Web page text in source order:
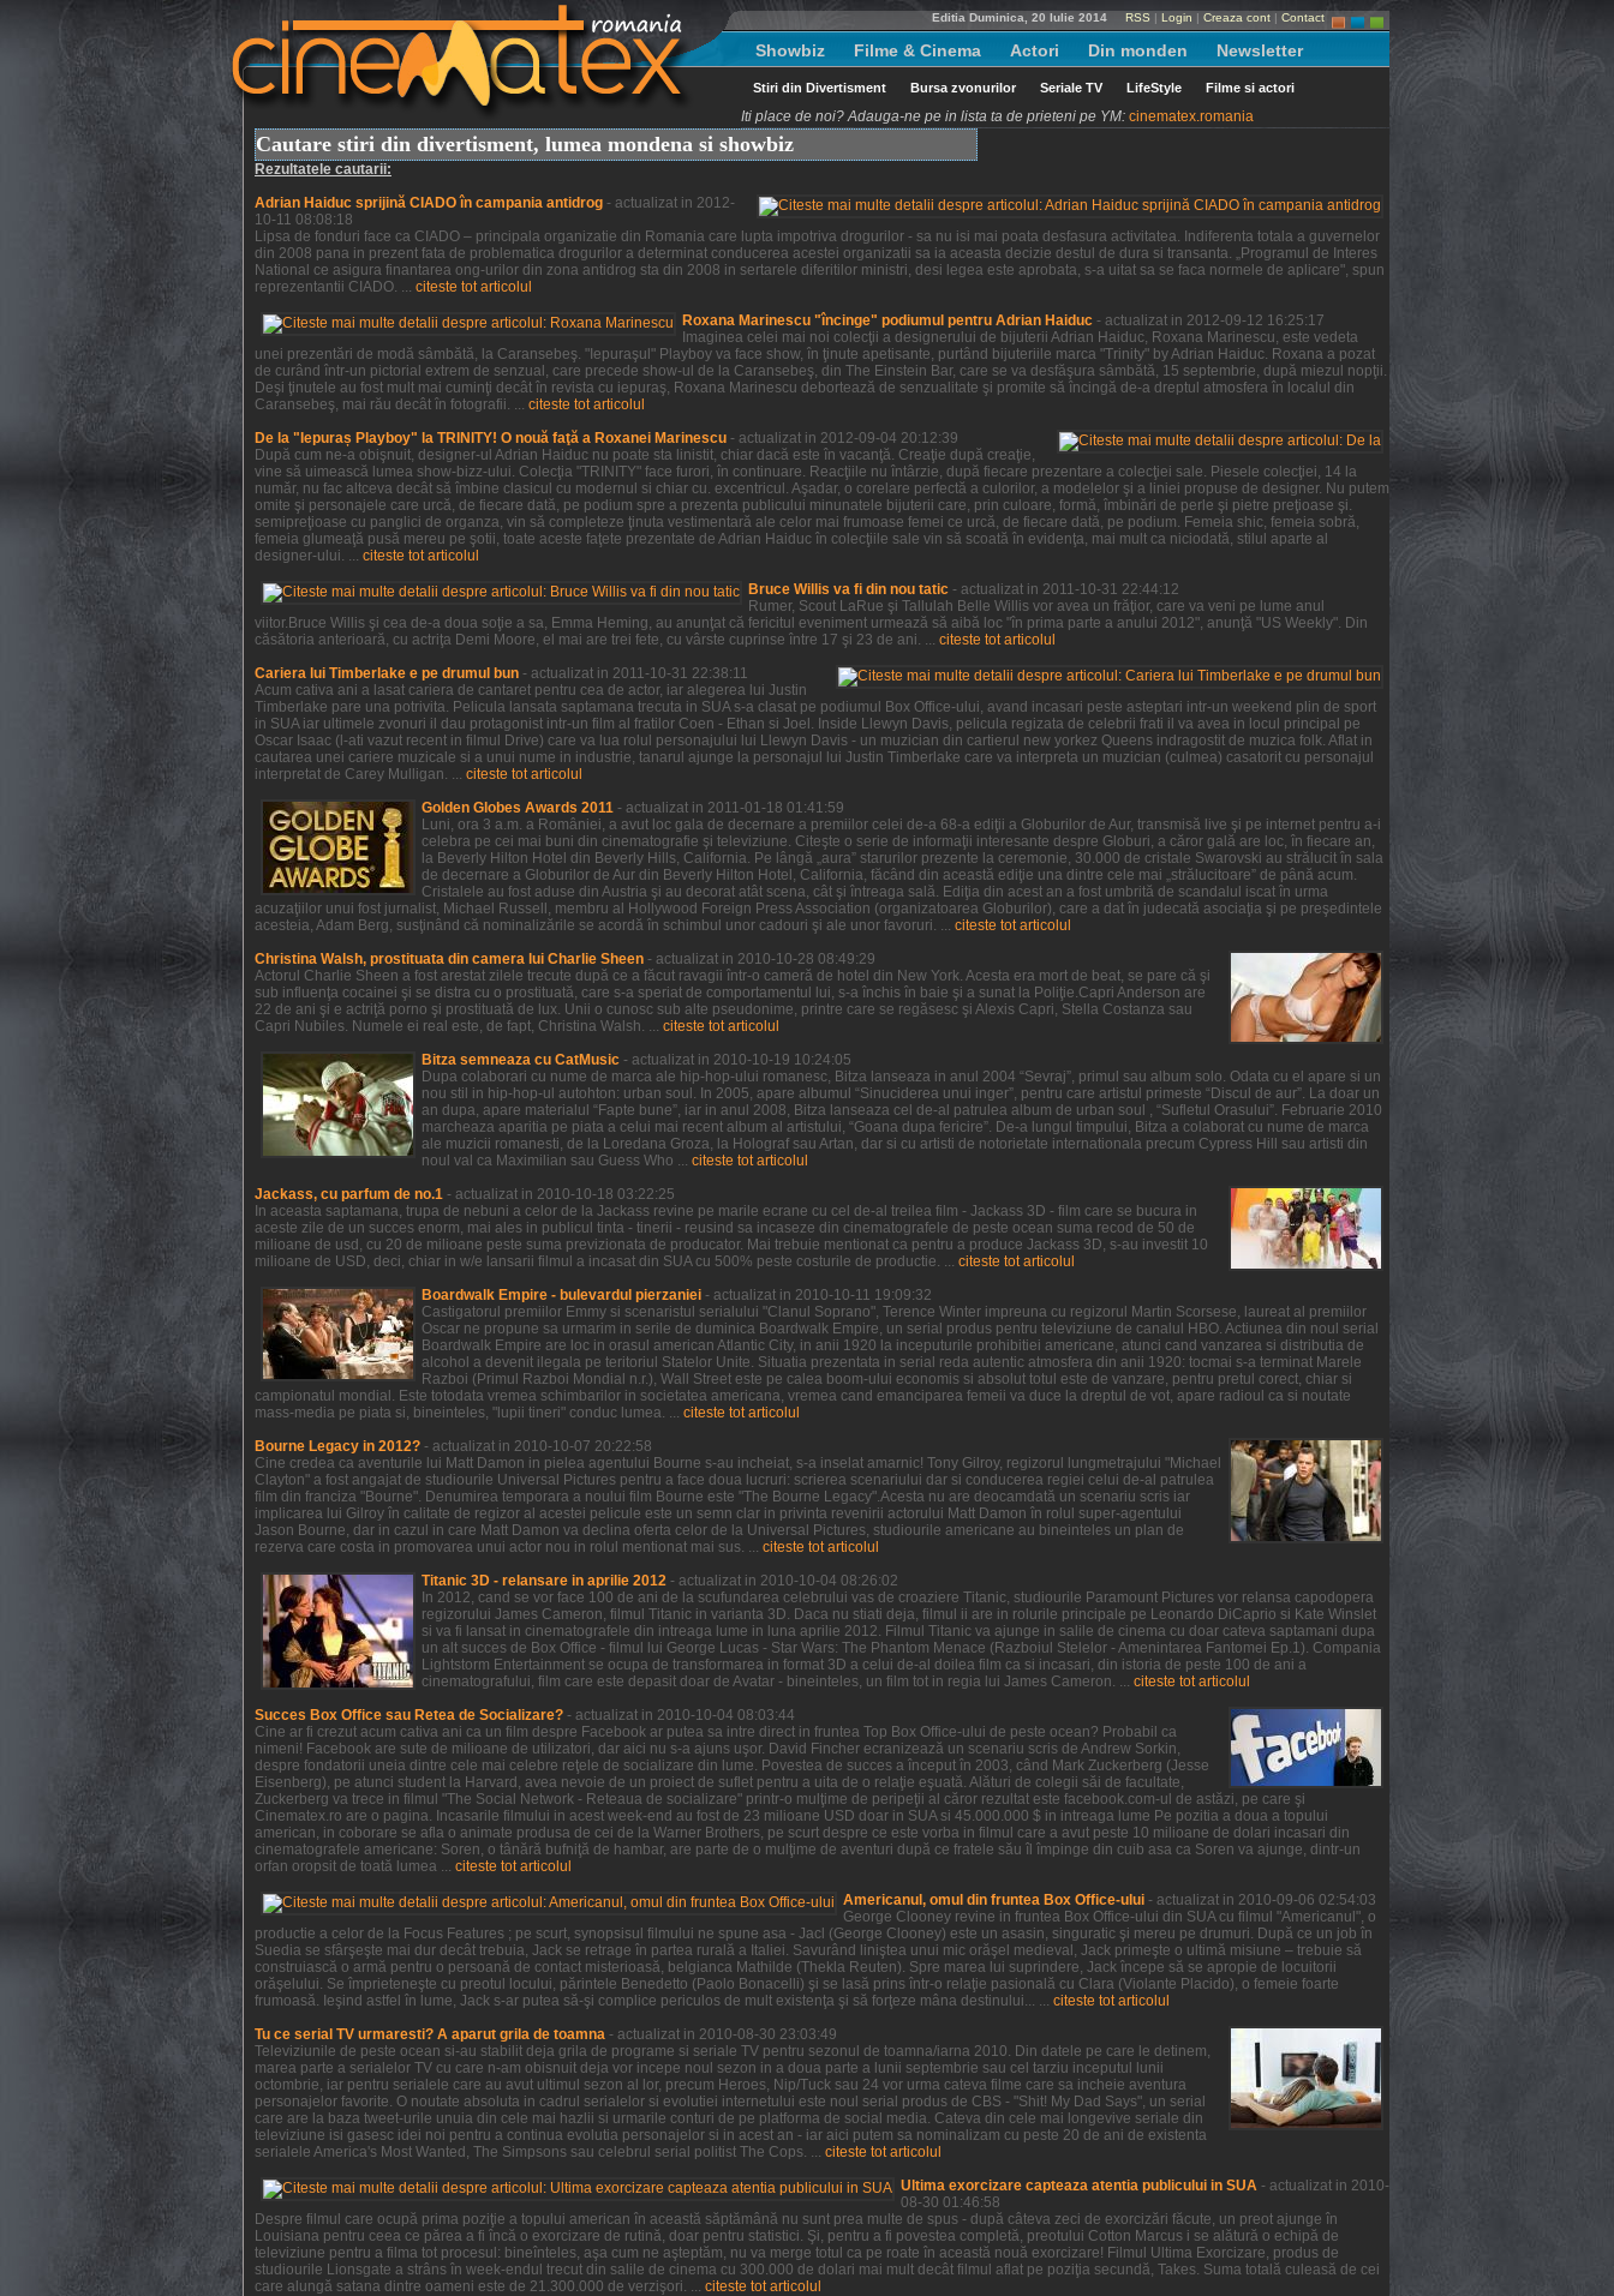
Editia Duminica, 20 Iulie 2014 RSS | Login | Creaza cont | Contact
Showbiz Filme & Cinema Actori Din monden Newsletter
Stiri din Divertisment Bursa zvonurilor Seriale TV LifeStyle Filme si actori
Iti place de noi? Adauga-ne pe in lista ta de prieteni pe YM: cinematex.romania
Cautare stiri din divertisment, lumea mondena si showbiz
Rezultatele cautarii:
Adrian Haiduc sprijină CIADO în campania antidrog - actualizat in 2012-
10-11 08:08:18
Lipsa de fonduri face ca CIADO – principala organizatie din Romania care lupta impotriva drogurilor - sa nu isi mai poata desfasura activitatea. Indiferenta totala a guvernelor
din 2008 pana in prezent fata de problematica drogurilor a determinat conducerea acestei organizatii sa ia aceasta decizie destul de dura si transanta. „Programul de Interes
National ce asigura finantarea ong-urilor din zona antidrog sta din 2008 in sertarele diferitilor ministri, desi legea este aprobata, s-a uitat sa se faca normele de aplicare", spun
reprezentantii CIADO. ... citeste tot articolul
Roxana Marinescu "încinge" podiumul pentru Adrian Haiduc - actualizat in 2012-09-12 16:25:17
Imaginea celei mai noi colecţii a designerului de bijuterii Adrian Haiduc, Roxana Marinescu, este vedeta
unei prezentări de modă sâmbătă, la Caransebeş. "Iepuraşul" Playboy va face show, în ţinute apetisante, purtând bijuteriile marca "Trinity" by Adrian Haiduc. Roxana a pozat
de curând într-un pictorial extrem de senzual, care precede show-ul de la Caransebeş, din The Einstein Bar, care se va desfăşura sâmbătă, 15 septembrie, după miezul nopţii.
Deşi ţinutele au fost mult mai cuminţi decât în revista cu iepuraş, Roxana Marinescu debortează de senzualitate şi promite să încingă de-a dreptul atmosfera în localul din
Caransebeş, mai rău decât în fotografii. ... citeste tot articolul
De la "Iepuraș Playboy" la TRINITY! O nouă faţă a Roxanei Marinescu - actualizat in 2012-09-04 20:12:39
După cum ne-a obişnuit, designer-ul Adrian Haiduc nu poate sta linistit, chiar dacă este în vacanţă. Creaţie după creaţie,
vine să uimească lumea show-bizz-ului. Colecţia "TRINITY" face furori, în continuare. Reacţiile nu întârzie, după fiecare prezentare a colecţiei sale. Piesele colecţiei, 14 la
număr, nu fac altceva decât să îmbine clasicul cu modernul si chiar cu. excentricul. Aşadar, o corelare perfectă a culorilor, a modelelor şi a liniei propuse de designer. Nu putem
omite şi personajele care urcă, de fiecare dată, pe podium spre a prezenta publicului minunatele bijuterii care, prin culoare, formă, îmbinări de perle şi pietre preţioase şi.
semipreţioase cu panglici de organza, vin să completeze ţinuta vestimentară ale celor mai frumoase femei ce urcă, de fiecare dată, pe podium. Femeia shic, femeia sobră,
femeia glumeaţă pusă mereu pe şotii, toate aceste faţete prezentate de Adrian Haiduc în colecţiile sale vin să scoată în evidenţa, mai mult ca niciodată, stilul aparte al
designer-ului. ... citeste tot articolul
Bruce Willis va fi din nou tatic - actualizat in 2011-10-31 22:44:12
Rumer, Scout LaRue şi Tallulah Belle Willis vor avea un frăţior, care va veni pe lume anul
viitor.Bruce Willis şi cea de-a doua soţie a sa, Emma Heming, au anunţat că fericitul eveniment urmează să aibă loc "în prima parte a anului 2012", anunţă "US Weekly". Din
căsătoria anterioară, cu actriţa Demi Moore, el mai are trei fete, cu vârste cuprinse între 17 şi 23 de ani. ... citeste tot articolul
Cariera lui Timberlake e pe drumul bun - actualizat in 2011-10-31 22:38:11
Acum cativa ani a lasat cariera de cantaret pentru cea de actor, iar alegerea lui Justin
Timberlake pare una potrivita. Pelicula lansata saptamana trecuta in SUA s-a clasat pe podiumul Box Office-ului, avand incasari peste asteptari intr-un weekend plin de sport
in SUA iar ultimele zvonuri il dau protagonist intr-un film al fratilor Coen - Ethan si Joel. Inside Llewyn Davis, pelicula regizata de celebrii frati il va avea in locul principal pe
Oscar Isaac (l-ati vazut recent in filmul Drive) care va lua rolul personajului lui Llewyn Davis - un muzician din cartierul new yorkez Queens indragostit de muzica folk. Aflat in
cautarea unei cariere muzicale si a unui nume in industrie, tanarul ajunge la personajul lui Justin Timberlake care va interpreta un muzician (culmea) casatorit cu personajul
interpretat de Carey Mulligan. ... citeste tot articolul
Golden Globes Awards 2011 - actualizat in 2011-01-18 01:41:59
Luni, ora 3 a.m. a României, a avut loc gala de decernare a premiilor celei de-a 68-a ediţii a Globurilor de Aur, transmisă live şi pe internet pentru a-i
celebra pe cei mai buni din cinematografie şi televiziune. Citeşte o serie de informaţii interesante despre Globuri, a căror gală are loc, în fiecare an,
la Beverly Hilton Hotel din Beverly Hills, California. Pe lângă „aura” starurilor prezente la ceremonie, 30.000 de cristale Swarovski au strălucit în sala
de decernare a Globurilor de Aur din Beverly Hilton Hotel, California, făcând din această ediţie una dintre cele mai „strălucitoare” de până acum.
Cristalele au fost aduse din Austria şi au decorat atât scena, cât şi întreaga sală. Ediţia din acest an a fost umbrită de scandalul iscat în urma
acuzaţiilor unui fost jurnalist, Michael Russell, membru al Hollywood Foreign Press Association (organizatoarea Globurilor), care a dat în judecată asociaţia şi pe preşedintele
acesteia, Adam Berg, susţinând că nominalizările se acordă în schimbul unor cadouri şi ale unor favoruri. ... citeste tot articolul
Christina Walsh, prostituata din camera lui Charlie Sheen - actualizat in 2010-10-28 08:49:29
Actorul Charlie Sheen a fost arestat zilele trecute după ce a făcut ravagii într-o cameră de hotel din New York. Acesta era mort de beat, se pare că şi
sub influenţa cocainei şi se distra cu o prostituată, care s-a speriat de comportamentul lui, s-a închis în baie şi a sunat la Poliţie.Capri Anderson are
22 de ani şi e actriţă porno şi prostituată de lux. Unii o cunosc sub alte pseudonime, printre care se regăsesc şi Alexis Capri, Stella Costanza sau
Capri Nubiles. Numele ei real este, de fapt, Christina Walsh. ... citeste tot articolul
Bitza semneaza cu CatMusic - actualizat in 2010-10-19 10:24:05
Dupa colaborari cu nume de marca ale hip-hop-ului romanesc, Bitza lanseaza in anul 2004 “Sevraj”, primul sau album solo. Odata cu el apare si un
nou stil in hip-hop-ul autohton: urban soul. In 2005, apare albumul “Sinuciderea unui inger”, pentru care artistul primeste “Discul de aur”. La doar un
an dupa, apare materialul “Fapte bune”, iar in anul 2008, Bitza lanseaza cel de-al patrulea album de urban soul , “Sufletul Orasului”. Februarie 2010
marcheaza aparitia pe piata a celui mai recent album al artistului, “Goana dupa fericire”. De-a lungul timpului, Bitza a colaborat cu nume de marca
ale muzicii romanesti, de la Loredana Groza, la Holograf sau Artan, dar si cu artisti de notorietate internationala precum Cypress Hill sau artisti din
noul val ca Maximilian sau Guess Who ... citeste tot articolul
Jackass, cu parfum de no.1 - actualizat in 2010-10-18 03:22:25
In aceasta saptamana, trupa de nebuni a celor de la Jackass revine pe marile ecrane cu cel de-al treilea film - Jackass 3D - film care se bucura in
aceste zile de un succes enorm, mai ales in publicul tinta - tinerii - reusind sa incaseze din cinematografele de peste ocean suma recod de 50 de
milioane de usd, cu 20 de milioane peste suma previzionata de producator. Mai trebuie mentionat ca pentru a produce Jackass 3D, s-au investit 10
milioane de USD, deci, chiar in w/e lansarii filmul a incasat din SUA cu 500% peste costurile de productie. ... citeste tot articolul
Boardwalk Empire - bulevardul pierzaniei - actualizat in 2010-10-11 19:09:32
Castigatorul premiilor Emmy si scenaristul serialului "Clanul Soprano", Terence Winter impreuna cu regizorul Martin Scorsese, laureat al premiilor
Oscar ne propune sa urmarim in serile de duminica Boardwalk Empire, un serial produs pentru televiziune de canalul HBO. Actiunea din noul serial
Boardwalk Empire are loc in orasul american Atlantic City, in anii 1920 la inceputurile prohibitiei americane, atunci cand vanzarea si distributia de
alcohol a devenit ilegala pe teritoriul Statelor Unite. Situatia prezentata in serial reda autentic atmosfera din anii 1920: tocmai s-a terminat Marele
Razboi (Primul Razboi Mondial n.r.), Wall Street este pe calea boom-ului economis si absolut totul este de vanzare, pentru pretul corect, chiar si
campionatul mondial. Este totodata vremea schimbarilor in societatea americana, vremea cand emanciparea femeii va duce la dreptul de vot, apare radioul ca si noutate
mass-media pe piata si, bineinteles, "lupii tineri" conduc lumea. ... citeste tot articolul
Bourne Legacy in 2012? - actualizat in 2010-10-07 20:22:58
Cine credea ca aventurile lui Matt Damon in pielea agentului Bourne s-au incheiat, s-a inselat amarnic! Tony Gilroy, regizorul lungmetrajului "Michael
Clayton" a fost angajat de studiourile Universal Pictures pentru a face doua lucruri: scrierea scenariului dar si conducerea regiei celui de-al patrulea
film din franciza "Bourne". Denumirea temporara a noului film Bourne este "The Bourne Legacy".Acesta nu are deocamdată un scenariu scris iar
implicarea lui Gilroy în calitate de regizor al acestei pelicule este un semn clar in privinta revenirii actorului Matt Damon în rolul super-agentului
Jason Bourne, dar in cazul in care Matt Damon va declina oferta celor de la Universal Pictures, studiourile americane au bineinteles un plan de
rezerva care costa in promovarea unui actor nou in rolul mentionat mai sus. ... citeste tot articolul
Titanic 3D - relansare in aprilie 2012 - actualizat in 2010-10-04 08:26:02
In 2012, cand se vor face 100 de ani de la scufundarea celebrului vas de croaziere Titanic, studiourile Paramount Pictures vor relansa capodopera
regizorului James Cameron, filmul Titanic in varianta 3D. Daca nu stiati deja, filmul ii are in rolurile principale pe Leonardo DiCaprio si Kate Winslet
si va fi lansat in cinematografele din intreaga lume in luna aprilie 2012. Filmul Titanic va ajunge in salile de cinema cu doar cateva saptamani dupa
un alt succes de Box Office - filmul lui George Lucas - Star Wars: The Phantom Menace (Razboiul Stelelor - Amenintarea Fantomei Ep.1). Compania
Lightstorm Entertainment se ocupa de transformarea in format 3D a celui de-al doilea film ca si incasari, din istoria de peste 100 de ani a
cinematografului, film care este depasit doar de Avatar - bineinteles, un film tot in regia lui James Cameron. ... citeste tot articolul
Succes Box Office sau Retea de Socializare? - actualizat in 2010-10-04 08:03:44
Cine ar fi crezut acum cativa ani ca un film despre Facebook ar putea sa intre direct in fruntea Top Box Office-ului de peste ocean? Probabil ca
nimeni! Facebook are sute de milioane de utilizatori, dar aici nu s-a ajuns uşor. David Fincher ecranizează un scenariu scris de Andrew Sorkin,
despre fondatorii uneia dintre cele mai celebre reţele de socializare din lume. Povestea de succes a început în 2003, când Mark Zuckerberg (Jesse
Eisenberg), pe atunci student la Harvard, avea nevoie de un proiect de suflet pentru a uita de o relaţie eşuată. Alături de colegii săi de facultate,
Zuckerberg va trece in filmul "The Social Network - Reteaua de socializare" printr-o mulţime de peripeţii al căror rezultat este facebook.com-ul de astăzi, pe care şi
Cinematex.ro are o pagina. Incasarile filmului in acest week-end au fost de 23 milioane USD doar in SUA si 45.000.000 $ in intreaga lume Pe pozitia a doua a topului
american, in coborare se afla o animate produsa de cei de la Warner Brothers, pe scurt despre ce este vorba in filmul care a avut peste 10 milioane de dolari incasari din
cinematografele americane: Soren, o tânără bufniţă de hambar, are parte de o mulţime de aventuri după ce fratele său îl împinge din cuib asa ca Soren va ajunge, dintr-un
orfan oropsit de toată lumea ... citeste tot articolul
Americanul, omul din fruntea Box Office-ului - actualizat in 2010-09-06 02:54:03
George Clooney revine in fruntea Box Office-ului din SUA cu filmul "Americanul", o
productie a celor de la Focus Features ; pe scurt, synopsisul filmului ne spune asa - Jacl (George Clooney) este un asasin, singuratic şi mereu pe drumuri. După ce un job în
Suedia se sfârşeşte mai dur decât trebuia, Jack se retrage în partea rurală a Italiei. Savurând liniştea unui mic orăşel medieval, Jack primeşte o ultimă misiune – trebuie să
construiască o armă pentru o persoană de contact misterioasă, belgianca Mathilde (Thekla Reuten). Spre marea lui suprindere, Jack începe să se apropie de locuitorii
orăşelului. Se împrieteneşte cu preotul locului, părintele Benedetto (Paolo Bonacelli) şi se lasă prins într-o relaţie pasională cu Clara (Violante Placido), o femeie foarte
frumoasă. Ieşind astfel în lume, Jack s-ar putea să-şi complice periculos de mult existenţa şi să forţeze mâna destinului... ... citeste tot articolul
Tu ce serial TV urmaresti? A aparut grila de toamna - actualizat in 2010-08-30 23:03:49
Televiziunile de peste ocean si-au stabilit deja grila de programe si seriale TV pentru sezonul de toamna/iarna 2010. Din datele pe care le detinem,
marea parte a serialelor TV cu care n-am obisnuit deja vor incepe noul sezon in a doua parte a lunii septembrie sau cel tarziu inceputul lunii
octombrie, iar pentru serialele care au avut ultimul sezon al lor, precum Heroes, Nip/Tuck sau 24 vor urma cateva filme care sa incheie aventura
personajelor favorite. O noutate absoluta in cadrul serialelor si evolutiei internetului este noul serial produs de CBS - "Shit! My Dad Says", un serial
care are la baza tweet-urile unuia din cele mai hazlii si urmarile conturi de pe platforma de social media. Cateva din cele mai longevive seriale din
televiziune isi gasesc idei noi pentru a continua evolutia personajelor si in acest an - iar aici putem sa nominalizam cu peste 20 de ani de existenta
serialele America's Most Wanted, The Simpsons sau celebrul serial politist The Cops. ... citeste tot articolul
Ultima exorcizare capteaza atentia publicului in SUA - actualizat in 2010-
08-30 01:46:58
Despre filmul care ocupă prima poziţie a topului american în această săptămână nu sunt prea multe de spus - după câteva zeci de exorcizări făcute, un preot ajunge în
Louisiana pentru ceea ce părea a fi încă o exorcizare de rutină, doar pentru statistici. Şi, pentru a fi povestea completă, preotului Cotton Marcus i se alătură o echipă de
televiziune pentru a filma tot procesul: bineînteles, aşa cum ne aşteptăm, nu va merge totul ca pe roate în această nouă exorcizare! Filmul Ultima Exorcizare, produs de
studiourile Lionsgate a strâns în week-endul trecut din salile de cinema cu 300.000 de dolari mai mult decât filmul aflat pe poziţia secundă, Takes. Suma totală culeasă de cei
care alungă satana dintre oameni este de 21.300.000 de verzişori. ... citeste tot articolul